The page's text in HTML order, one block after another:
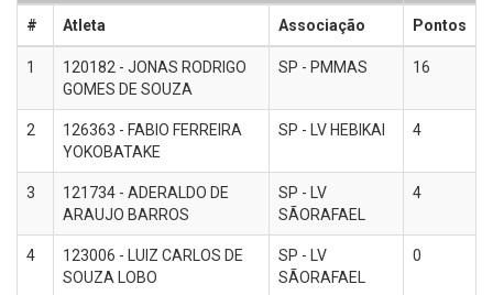
# Atleta Associação Pontos
1
120182 - JONAS RODRIGO
GOMES DE SOUZA
SP - PMMAS 16
2
126363 - FABIO FERREIRA
YOKOBATAKE
SP - LV HEBIKAI 4
3
121734 - ADERALDO DE
ARAUJO BARROS
SP - LV
SÃORAFAEL
4
4
123006 - LUIZ CARLOS DE
SOUZA LOBO
SP - LV
SÃORAFAEL
0